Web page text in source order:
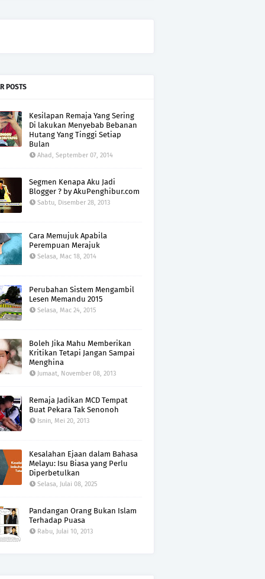
POSTS
Kesilapan Remaja Yang Sering
Di lakukan Menyebab Bebanan
Hutang Yang Tinggi Setiap
Bulan
Ahad, September 07, 2014
Segmen Kenapa Aku Jadi
Blogger ? by AkuPenghibur.com
Sabtu, Disember 28, 2013
Cara Memujuk Apabila
Perempuan Merajuk
Selasa, Mac 18, 2014
Perubahan Sistem Mengambil
Lesen Memandu 2015
Selasa, Mac 24, 2015
Boleh Jika Mahu Memberikan
Kritikan Tetapi Jangan Sampai
Menghina
Jumaat, November 08, 2013
Remaja Jadikan MCD Tempat
Buat Pekara Tak Senonoh
Isnin, Mei 20, 2013
Kesalahan Ejaan dalam Bahasa
Melayu: Isu Biasa yang Perlu
Diperbetulkan
Selasa, Julai 08, 2025
Pandangan Orang Bukan Islam
Terhadap Puasa
Rabu, Julai 10, 2013